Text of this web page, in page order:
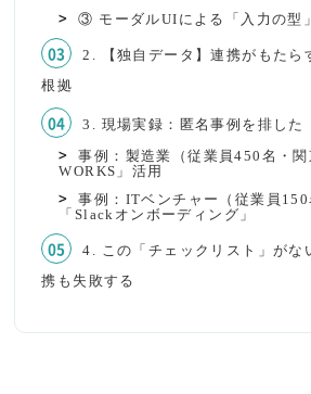
③ モーダルUIによる「入力の型
2. 【独自データ】連携がもたら
根拠
3. 現場実録：匿名事例を排した
事例：製造業（従業員450名・
WORKS」活用
事例：ITベンチャー（従業員
「Slackオンボーディング」
4. この「チェックリスト」がな
携も失敗する